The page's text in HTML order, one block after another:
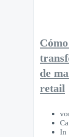
de
retail
In